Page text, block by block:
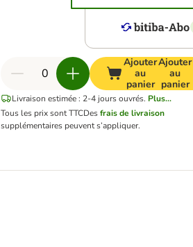
Ajouter
au
panier
Ajouter
au
panier
Livraison estimée : 2-4 jours ouvrés. Plus...
Tous les prix sont TTCDesfrais de livraison
supplémentaires peuvent s’appliquer.